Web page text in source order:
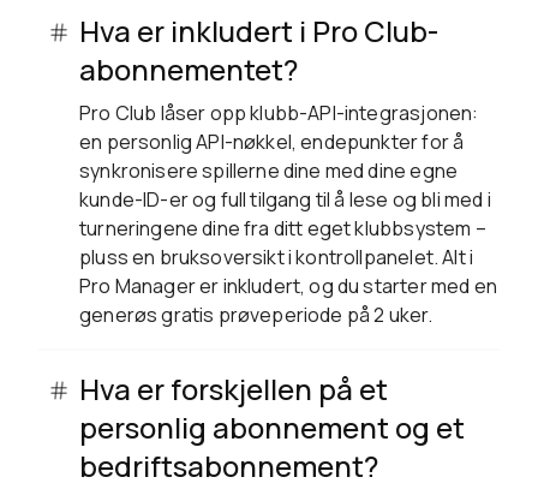
Hva er inkludert i Pro Club-
abonnementet?
Pro Club låser opp klubb-API-integrasjonen:
en personlig API-nøkkel, endepunkter for å
synkronisere spillerne dine med dine egne
kunde-ID-er og full tilgang til å lese og bli med i
turneringene dine fra ditt eget klubbsystem –
pluss en bruksoversikt i kontrollpanelet. Alt i
Pro Manager er inkludert, og du starter med en
generøs gratis prøveperiode på 2 uker.
Hva er forskjellen på et
personlig abonnement og et
bedriftsabonnement?